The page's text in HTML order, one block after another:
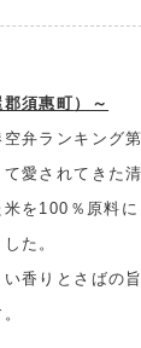
いただきます
須惠町 ）～
弁ランキング
愛されてきた
を100％原料
た。
香りとさばの